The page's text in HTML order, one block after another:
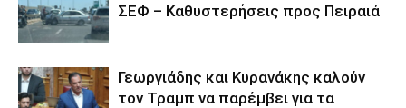
ΣΕΦ – Καθυστερήσεις προς Πειραιά
Γεωργιάδης και Κυρανάκης καλούν
τον Τραμπ να παρέμβει για τα